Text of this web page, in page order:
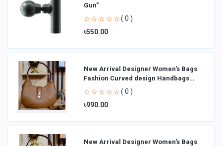
Gun"
( 0 )
৳550.00
New Arrival Designer Women′s Bags
Fashion Curved design Handbags
Shoulder Bag La
( 0 )
৳990.00
New Arrival Designer Women′s Bags